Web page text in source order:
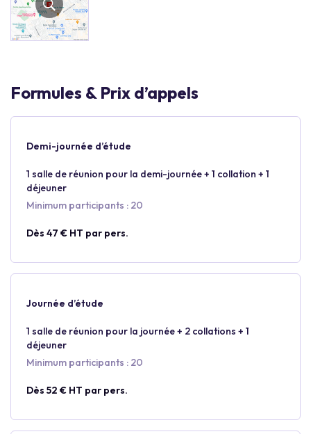
Formules & Prix d’appels
Demi-journée d’étude
1 salle de réunion pour la demi-journée + 1 collation + 1
déjeuner
Minimum participants : 20
Dès 47 € HT par pers.
Journée d’étude
1 salle de réunion pour la journée + 2 collations + 1
déjeuner
Minimum participants : 20
Dès 52 € HT par pers.